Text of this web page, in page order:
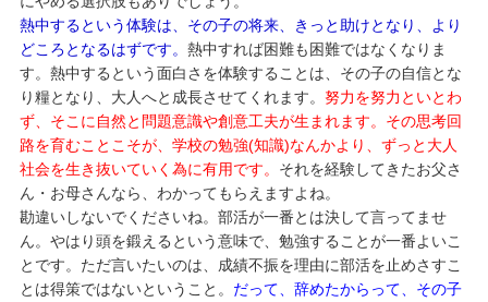
熱中するという体験は、その子の将来、きっと助けとなり、より
どころとなるはずです。 熱中すれば困難も困難ではなくなりま
す。熱中するという面白さを体験することは、その子の自信とな
り糧となり、大人へと成長させてくれます。 努力を努力といとわ
ず、そこに自然と問題意識や創意工夫が生まれます。その思考回
路を育むことこそが、学校の勉強(知識)なんかより、ずっと大人
社会を生き抜いていく為に有用です。 それを経験してきたお父さ
ん・お母さんなら、わかってもらえますよね。
勘違いしないでくださいね。部活が一番とは決して言ってませ
ん。やはり頭を鍛えるという意味で、勉強することが一番よいこ
とです。ただ言いたいのは、成績不振を理由に部活を止めさすこ
とは得策ではないということ。 だって、辞めたからって、その子